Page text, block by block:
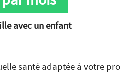
avec un enfant
santé adaptée à votre